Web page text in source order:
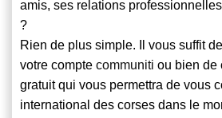
amis, ses relations
?
Rien de plus simple. Il vous suffit
votre compte communiti ou bien de
gratuit qui vous permettra de vous
international des corses dans le